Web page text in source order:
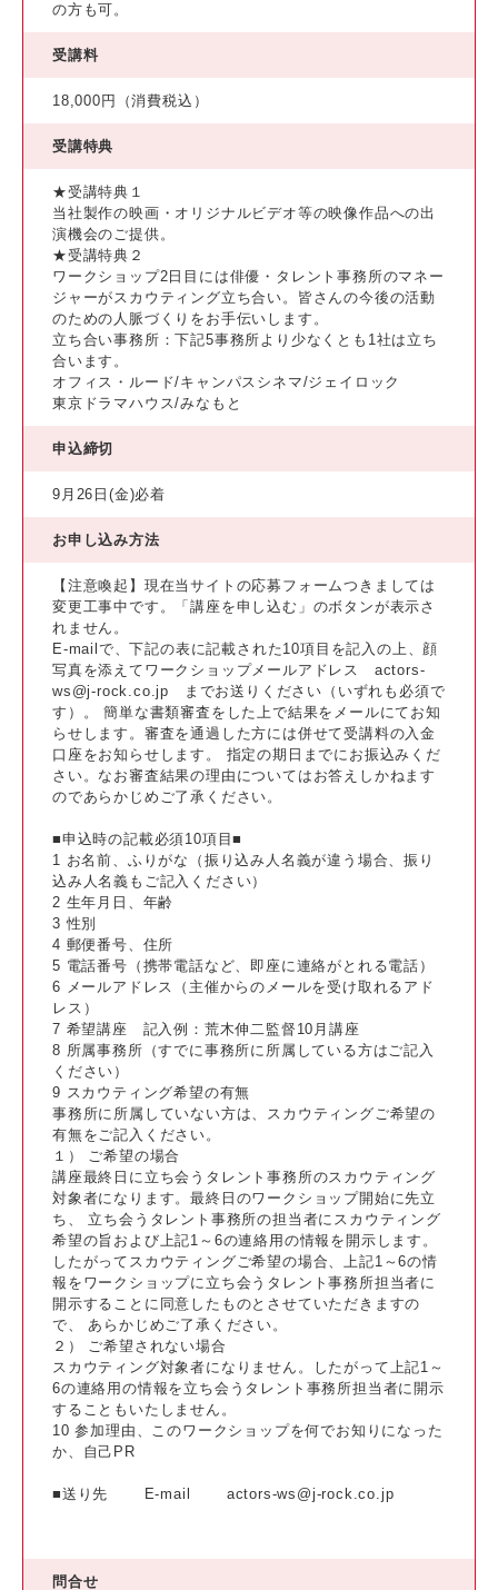
の方も可。
受講料
18,000円（消費税込）
受講特典
★受講特典１
当社製作の映画・オリジナルビデオ等の映像作品への出
演機会のご提供。
★受講特典２
ワークショップ2日目には俳優・タレント事務所のマネー
ジャーがスカウティング立ち合い。皆さんの今後の活動
のための人脈づくりをお手伝いします。
立ち合い事務所：下記5事務所より少なくとも1社は立ち
合います。
オフィス・ルード/キャンパスシネマ/ジェイロック
東京ドラマハウス/みなもと
申込締切
9月26日(金)必着
お申し込み方法
【注意喚起】現在当サイトの応募フォームつきましては
変更工事中です。「講座を申し込む」のボタンが表示さ
れません。
E-mailで、下記の表に記載された10項目を記入の上、顔
写真を添えてワークショップメールアドレス actors-
ws@j-rock.co.jp までお送りください（いずれも必須で
す）。 簡単な書類審査をした上で結果をメールにてお知
らせします。審査を通過した方には併せて受講料の入金
口座をお知らせします。 指定の期日までにお振込みくだ
さい。なお審査結果の理由についてはお答えしかねます
のであらかじめご了承ください。
■申込時の記載必須10項目■
1 お名前、ふりがな（振り込み人名義が違う場合、振り
込み人名義もご記入ください）
2 生年月日、年齢
3 性別
4 郵便番号、住所
5 電話番号（携帯電話など、即座に連絡がとれる電話）
6 メールアドレス（主催からのメールを受け取れるアド
レス）
7 希望講座 記入例：荒木伸二監督10月講座
8 所属事務所（すでに事務所に所属している方はご記入
ください）
9 スカウティング希望の有無
事務所に所属していない方は、スカウティングご希望の
有無をご記入ください。
１） ご希望の場合
講座最終日に立ち会うタレント事務所のスカウティング
対象者になります。最終日のワークショップ開始に先立
ち、 立ち会うタレント事務所の担当者にスカウティング
希望の旨および上記1～6の連絡用の情報を開示します。
したがってスカウティングご希望の場合、上記1～6の情
報をワークショップに立ち会うタレント事務所担当者に
開示することに同意したものとさせていただきますの
で、 あらかじめご了承ください。
２） ご希望されない場合
スカウティング対象者になりません。したがって上記1～
6の連絡用の情報を立ち会うタレント事務所担当者に開示
することもいたしません。
10 参加理由、このワークショップを何でお知りになった
か、自己PR
■送り先 E-mail actors-ws@j-rock.co.jp
問合せ